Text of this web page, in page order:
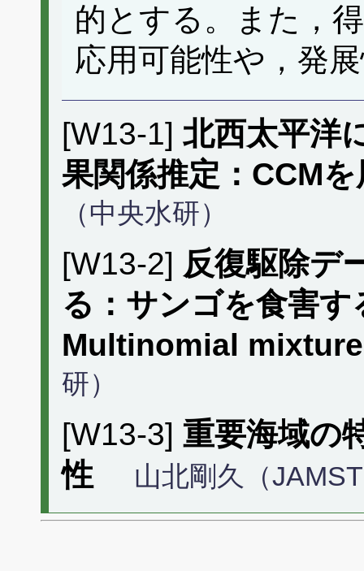
的とする。また，
応用可能性や，発
[W13-1] 北西太平洋
果関係推定：CCM
（中央水研）
[W13-2] 反復駆除デ
る：サンゴを食害
Multinomial
研）
[W13-3] 重要海域の
性
山北剛久（